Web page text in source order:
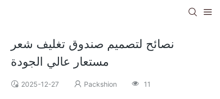
نصائح لتصميم صندوق تغليف شعر
مستعار عالي الجودة
2025-12-27 Packshion 11